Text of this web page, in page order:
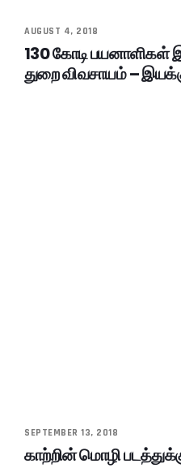
AUGUST 4, 2018
130 கோடி பயனாளிகள்
துறை விவசாயம் –
SEPTEMBER 13, 2018
காற்றின் மொழி